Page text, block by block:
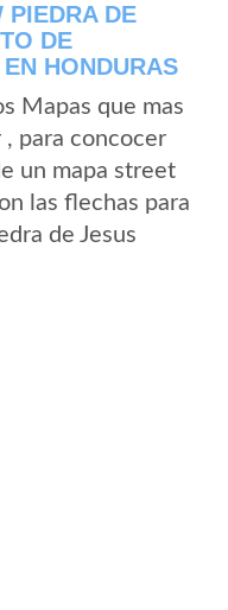
PIEDRA DE
DE
HONDURAS
Mapas que mas
, para concocer
un mapa street
las flechas para
de Jesus